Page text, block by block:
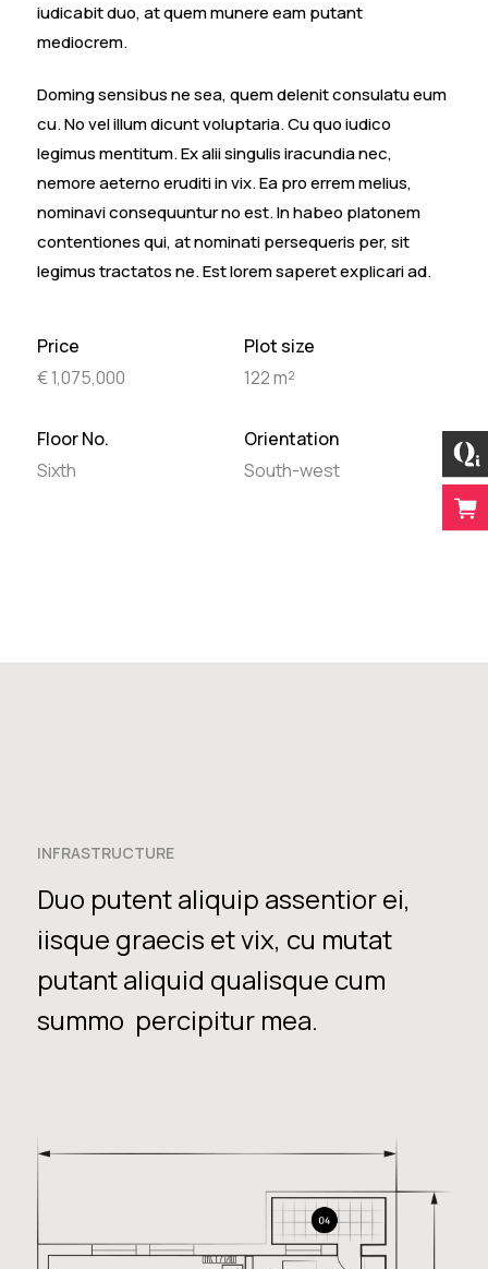
iudicabit duo, at quem munere eam putant
mediocrem.
Doming sensibus ne sea, quem delenit consulatu eum
cu. No vel illum dicunt voluptaria. Cu quo iudico
legimus mentitum. Ex alii singulis iracundia nec,
nemore aeterno eruditi in vix. Ea pro errem melius,
nominavi consequuntur no est. In habeo platonem
contentiones qui, at nominati persequeris per, sit
legimus tractatos ne. Est lorem saperet explicari ad.
Price
€ 1,075,000
Plot size
122 m²
Floor No.
Sixth
Orientation
South-west
INFRASTRUCTURE
Duo putent aliquip assentior ei,
iisque graecis et vix, cu mutat
putant aliquid qualisque cum
summo percipitur mea.